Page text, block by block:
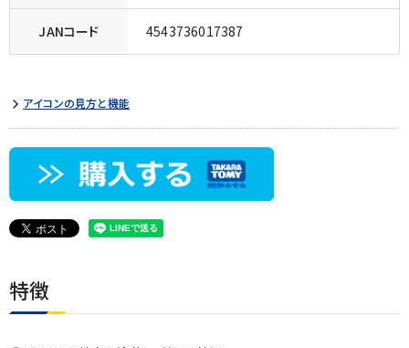
JANコード 4543736017387
アイコンの見方と機能
特徴